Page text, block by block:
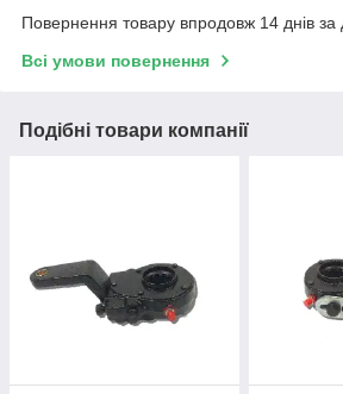
Повернення товару впродовж 14 днів за
Всі умови повернення
Подібні товари компанії